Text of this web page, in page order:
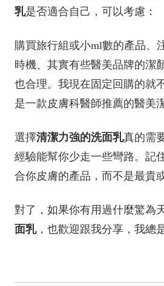
乳是否適合自己，可以考慮：
購買旅行組或小ml數的產品、
時機、其實有些醫美品牌的潔
也合理。我現在固定回購的就
是一款皮膚科醫師推薦的醫美
選擇清潔力強的洗面乳真的需
經驗能幫你少走一些彎路。記
合你皮膚的產品，而不是最貴
對了，如果你有用過什麼驚為
面乳，也歡迎跟我分享，我總